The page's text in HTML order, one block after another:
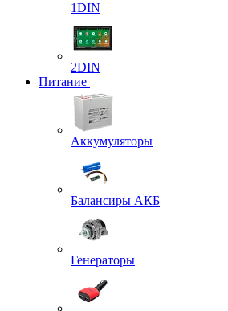
1DIN
2DIN
Питание
Аккумуляторы
Балансиры АКБ
Генераторы